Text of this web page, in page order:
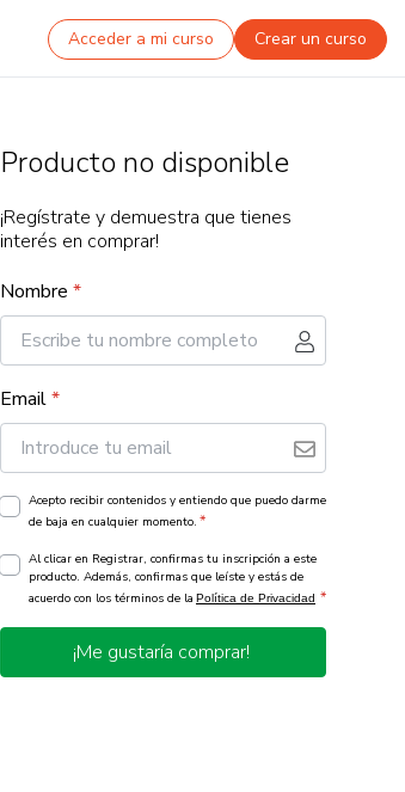
Acceder a mi curso Crear un curso
Producto no disponible
¡Regístrate y demuestra que tienes
interés en comprar!
Nombre *
Email*
Acepto recibir contenidos y entiendo que puedo darme
de baja en cualquier momento. *
Al clicar en Registrar, confirmas tu inscripción a este
producto. Además, confirmas que leíste y estás de
acuerdo con los términos de la Política de Privacidad *
¡Me gustaría comprar!